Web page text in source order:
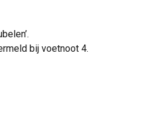
bij voetnoot 4.